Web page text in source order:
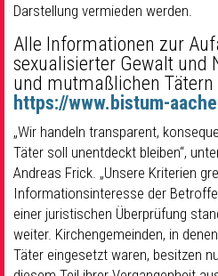
Darstellung vermieden werden.
Alle Informationen zur
sexualisierter Gewalt und
und mutmaßlichen
https://www.bistum-
„Wir handeln transparent,
Täter soll unentdeckt bleiben“,
Andreas Frick. „Unsere Kriterien
Informationsinteresse der
einer juristischen Überprüfung
weiter. Kirchengemeinden, in
Täter eingesetzt waren, besitzen